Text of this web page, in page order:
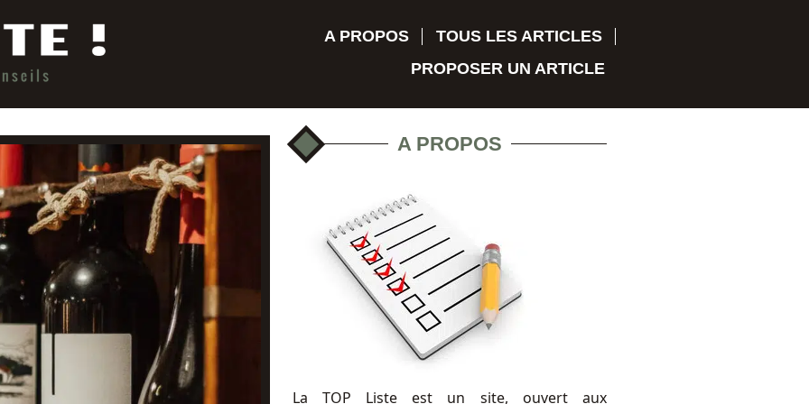
A PROPOS
TOUS LES ARTICLES
PROPOSER UN ARTICLE
A PROPOS
La TOP Liste est un site, ouvert aux